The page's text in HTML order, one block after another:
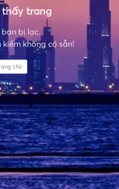
trang
bị lạc.
không có sẵn!
chủ